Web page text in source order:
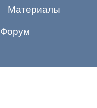
Материалы
Форум